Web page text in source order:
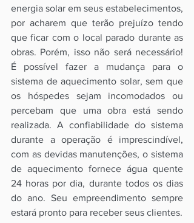
energia solar em seus estabelecimentos,
por acharem que terão prejuízo tendo
que ficar com o local parado durante as
obras. Porém, isso não será necessário!
É possível fazer a mudança para o
sistema de aquecimento solar, sem que
os hóspedes sejam incomodados ou
percebam que uma obra está sendo
realizada. A confiabilidade do sistema
durante a operação é imprescindível,
com as devidas manutenções, o sistema
de aquecimento fornece água quente
24 horas por dia, durante todos os dias
do ano. Seu empreendimento sempre
estará pronto para receber seus clientes.